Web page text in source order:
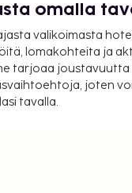
omalla
valikoimasta
lomakohteita ja
tarjoaa joustavuutta
joten
tavalla.